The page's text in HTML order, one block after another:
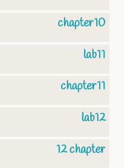
chapter10
lab11
chapter11
lab12
12 chapter